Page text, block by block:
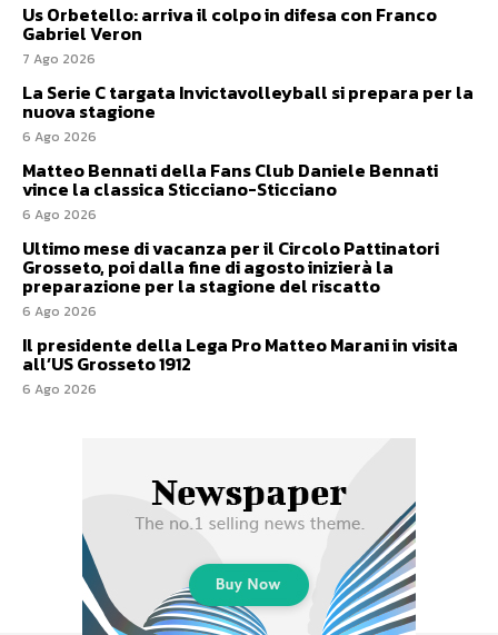
Us Orbetello: arriva il colpo in difesa con Franco
Gabriel Veron
7 Ago 2026
La Serie C targata Invictavolleyball si prepara per la
nuova stagione
6 Ago 2026
Matteo Bennati della Fans Club Daniele Bennati
vince la classica Sticciano-Sticciano
6 Ago 2026
Ultimo mese di vacanza per il Circolo Pattinatori
Grosseto, poi dalla fine di agosto inizierà la
preparazione per la stagione del riscatto
6 Ago 2026
Il presidente della Lega Pro Matteo Marani in visita
all’US Grosseto 1912
6 Ago 2026